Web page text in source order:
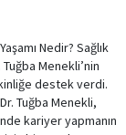
Nedir? Sağlık
Menekli’nin
destek verdi.
Tuğba Menekli,
kariyer yapmanın